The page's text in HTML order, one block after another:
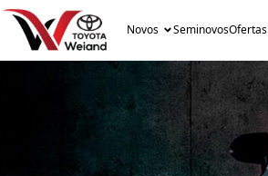
Novos SeminovosOfertas